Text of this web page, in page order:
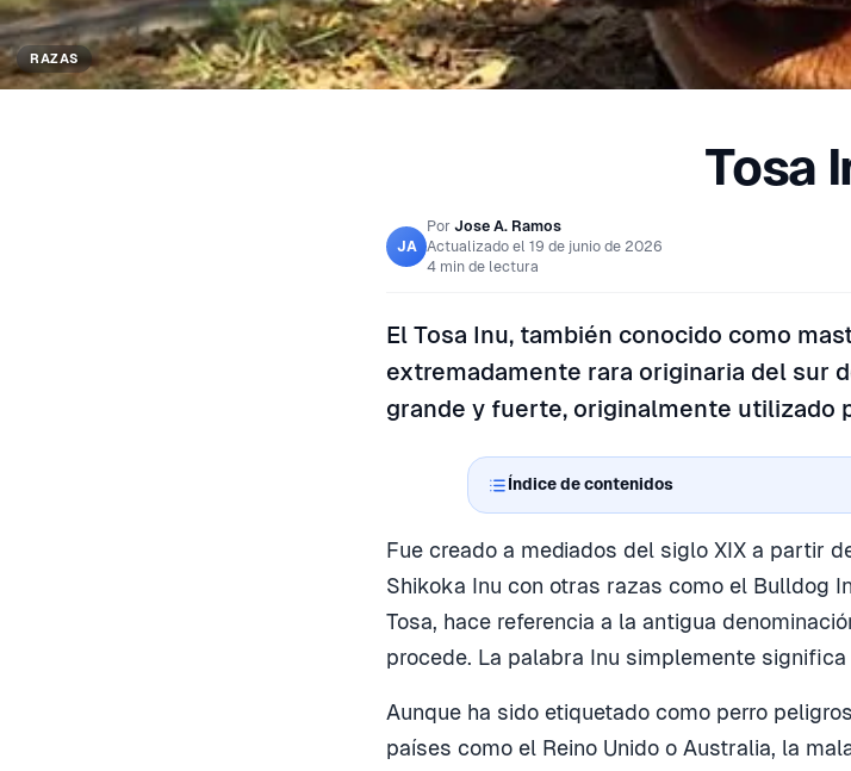
RAZAS
Tosa
JA
Por Jose A. Ramos
Actualizado el 19 de junio de 2026
4 min de lectura
El Tosa Inu, también conocido como
extremadamente rara originaria del sur
grande y fuerte, originalmente utilizado
Índice de contenidos
Fue creado a mediados del siglo XIX a partir
Shikoka Inu con otras razas como el Bulldog
Tosa, hace referencia a la antigua
procede. La palabra Inu simplemente significa
Aunque ha sido etiquetado como perro
países como el Reino Unido o Australia, la